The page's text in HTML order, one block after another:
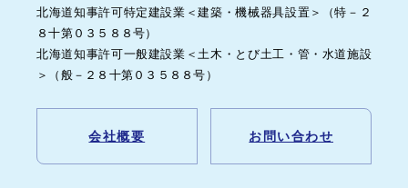
北海道知事許可特定建設業＜建築・機械器具設置＞（特－２
８十第０３５８８号）
北海道知事許可一般建設業＜土木・とび土工・管・水道施設
＞（般－２８十第０３５８８号）
会社概要 お問い合わせ